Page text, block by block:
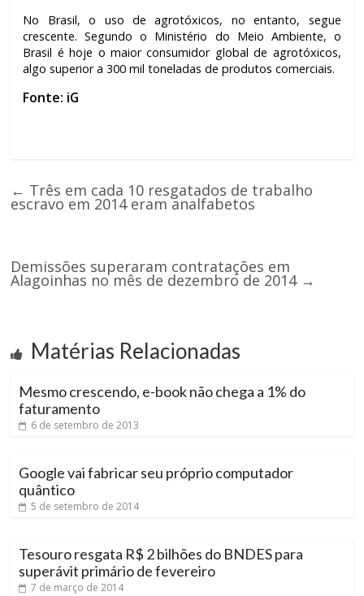
No Brasil, o uso de agrotóxicos, no entanto, segue
crescente. Segundo o Ministério do Meio Ambiente, o
Brasil é hoje o maior consumidor global de agrotóxicos,
algo superior a 300 mil toneladas de produtos comerciais.
Fonte: iG
← Três em cada 10 resgatados de trabalho
escravo em 2014 eram analfabetos
Demissões superaram contratações em
Alagoinhas no mês de dezembro de 2014 →
Matérias Relacionadas
Mesmo crescendo, e-book não chega a 1% do
faturamento
6 de setembro de 2013
Google vai fabricar seu próprio computador
quântico
5 de setembro de 2014
Tesouro resgata R$ 2 bilhões do BNDES para
superávit primário de fevereiro
7 de março de 2014